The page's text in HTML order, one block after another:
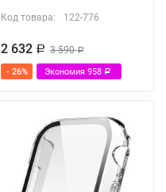
Код товара: 122-776
2 632 Р 3 590Р
- 26% Экономия 958 Р